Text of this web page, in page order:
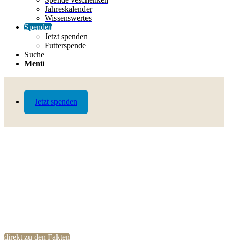
Jetzt spenden
Jahreskalender
Wissenswertes
Spenden
Jetzt spenden
Futterspende
Suche
Menü
direkt zu den Fakten